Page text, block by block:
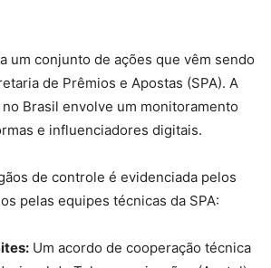
um conjunto de ações que vêm sendo
de Prêmios e Apostas (SPA). A
Brasil envolve um monitoramento
e influenciadores digitais.
de controle é evidenciada pelos
pelas equipes técnicas da SPA:
Um acordo de cooperação técnica